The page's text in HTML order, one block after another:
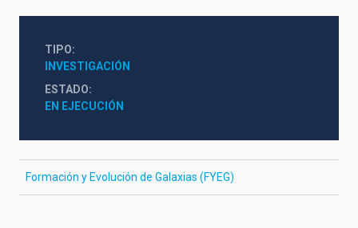
TIPO
INVESTIGACIÓN
ESTADO
EN EJECUCIÓN
Formación y Evolución de Galaxias (FYEG)